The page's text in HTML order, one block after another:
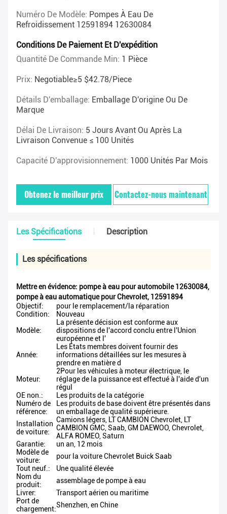
Numéro De Modèle: Pompes À Eau De
Refroidissement 12591894 12630084
Conditions De Paiement Et D'expédition
Quantité De Commande Min: 1 Pièce
Prix: Negotiable≥5 $42.78/piece
Détails D'emballage: Emballage D'origine Ou De
Marque
Délai De Livraison: 5 Jours Avant Ou Après La
Livraison Convenue ≤ 100 Unités
Capacité D'approvisionnement: 1000 Unités Par Mois
Obtenez le meilleur prix Contactez-nous maintenant
Les Spécifications Description
Les spécifications
Mettre en évidence: pompe à eau pour automobile 12630084,
pompe à eau automatique pour Chevrolet, 12591894
Objectif:
pour le remplacement/la réparation
Condition:
Nouveau
Modèle:
La présente décision est conforme aux
dispositions de l'accord conclu entre l'Union
européenne et l'
Année:
Les États membres doivent fournir des
informations détaillées sur les mesures à
prendre en matière d
Moteur:
2Pour les véhicules à moteur électrique, le
réglage de la puissance est effectué à l'aide d'un
régul
OE non.:
Les produits de la catégorie
Numéro de
référence:
Les produits de base doivent être présentés dans
un emballage de qualité supérieure.
Installation
de voiture:
Camions légers, LT CAMBION Chevrolet, LT
CAMBION GMC, Saab, GM DAEWOO, Chevrolet,
ALFA ROMEO, Saturn
Garantie:
un an, 12 mois
Modèle de
voiture:
pour la voiture Chevrolet Buick Saab
Tout neuf.:
Une qualité élevée
Nom du
produit:
assemblage de pompe à eau
Livrer:
Transport aérien ou maritime
Port de
chargement:Shenzhen, en Chine